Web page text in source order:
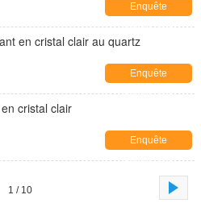
Enquête
maintenant
en cristal clair au quartz
Enquête
maintenant
cristal clair
Enquête
maintenant
1 / 10